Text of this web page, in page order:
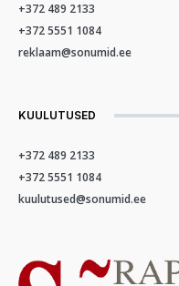
+372 489 2133
+372 5551 1084
reklaam@sonumid.ee
KUULUTUSED
+372 489 2133
+372 5551 1084
kuulutused@sonumid.ee